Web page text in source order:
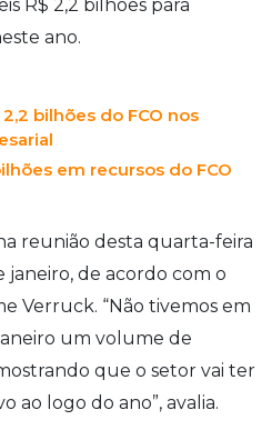
R$ 2,2 bilhões para
ano.
bilhões do FCO nos
em recursos do FCO
reunião desta quarta-feira
janeiro, de acordo com o
Verruck. “Não tivemos em
um volume de
que o setor vai ter
ao logo do ano”, avalia.